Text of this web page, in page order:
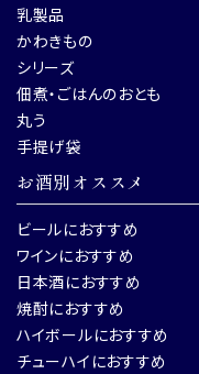
乳製品
かわきもの
シリーズ
佃煮・ごはんのおとも
丸う
手提げ袋
お酒別オススメ
ビールにおすすめ
ワインにおすすめ
日本酒におすすめ
焼酎におすすめ
ハイボールにおすすめ
チューハイにおすすめ